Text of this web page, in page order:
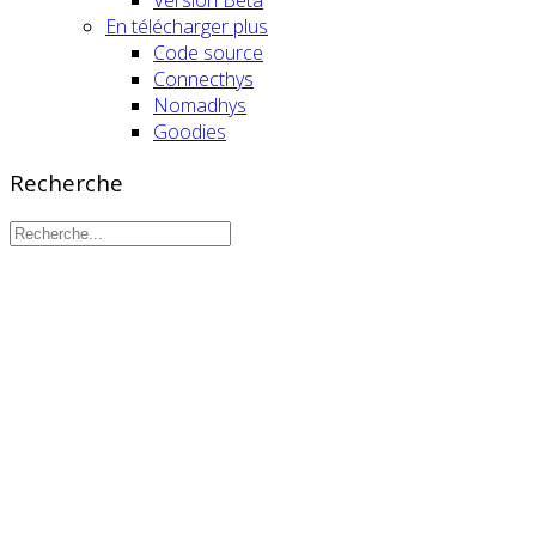
En télécharger plus
Code source
Connecthys
Nomadhys
Goodies
Recherche